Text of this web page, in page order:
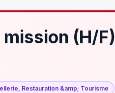
(H/F)
Restauration &amp; Tourisme